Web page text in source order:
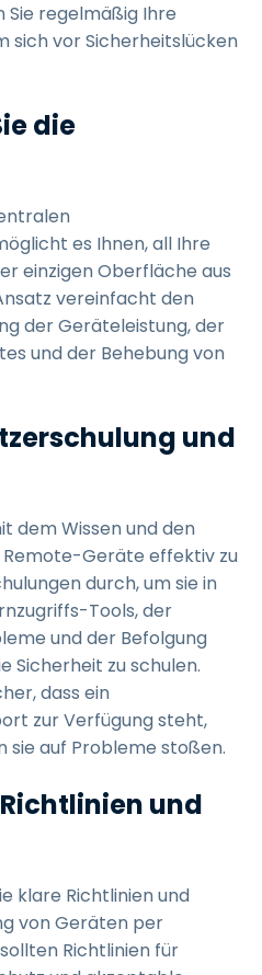
Sie regelmäßig Ihre
sich vor Sicherheitslücken
die
es Ihnen, all Ihre
einzigen Oberfläche aus
vereinfacht den
der Geräteleistung, der
und der Behebung von
und
dem Wissen und den
Remote-Geräte effektiv zu
durch, um sie in
Tools, der
und der Befolgung
Sicherheit zu schulen.
dass ein
zur Verfügung steht,
sie auf Probleme stoßen.
und
klare Richtlinien und
von Geräten per
Richtlinien für